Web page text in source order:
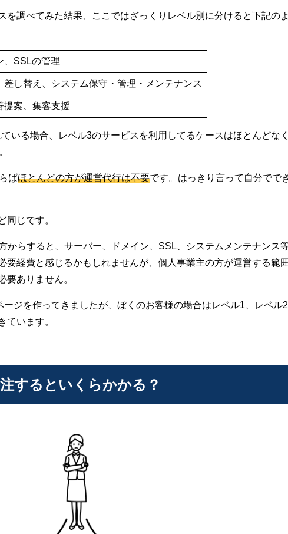
を調べてみた結果、ここではざっくりレベル別に分けると下記の
、SSLの管理
差し替え、システム保守・管理・メンテナンス
提案、集客支援
いる場合、レベル3のサービスを利用してるケースはほとんどなく
ばほとんどの方が運営代行は不要です。はっきり言って自分でで
同じです。
からすると、サーバー、ドメイン、SSL、システムメンテナンス
要経費と感じるかもしれませんが、個人事業主の方が運営する範
要ありません。
ジを作ってきましたが、ぼくのお客様の場合はレベル1、レベル
ています。
するといくらかかる？